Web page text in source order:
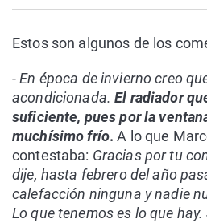
Estos son algunos de los
-En época de invierno creo
acondicionada. El radiador
suficiente, pues por la
muchísimo frío. A lo que
contestaba: Gracias por tu
dije, hasta febrero del año
calefacción ninguna y nadie
Lo que tenemos es lo que